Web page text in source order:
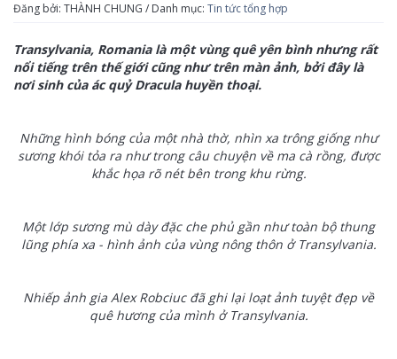
Đăng bởi: THÀNH CHUNG / Danh mục: Tin tức tổng hợp
Transylvania, Romania là một vùng quê yên bình nhưng rất
nổi tiếng trên thế giới cũng như trên màn ảnh, bởi đây là
nơi sinh của ác quỷ Dracula huyền thoại.
Những hình bóng của một nhà thờ, nhìn xa trông giống như
sương khói tỏa ra như trong câu chuyện về ma cà rồng, được
khắc họa rõ nét bên trong khu rừng.
Một lớp sương mù dày đặc che phủ gần như toàn bộ thung
lũng phía xa - hình ảnh của vùng nông thôn ở Transylvania.
Nhiếp ảnh gia Alex Robciuc đã ghi lại loạt ảnh tuyệt đẹp về
quê hương của mình ở Transylvania.